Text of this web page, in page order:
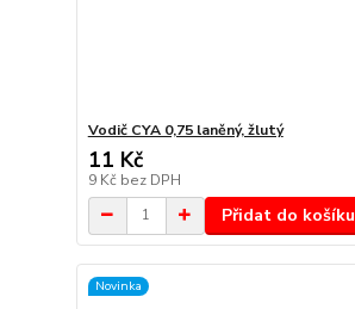
Vodič CYA 0,75 laněný, žlutý
11 Kč
9 Kč bez DPH
Přidat do košíku
Novinka